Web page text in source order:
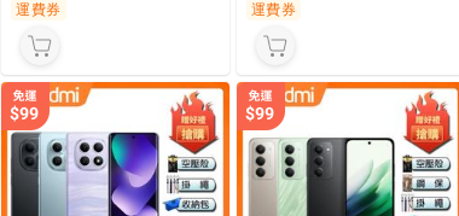
運費券 運費券